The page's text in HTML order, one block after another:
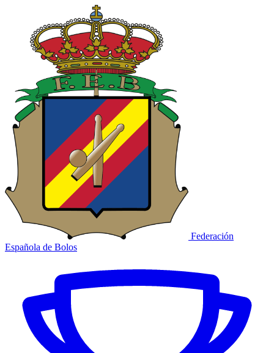
Federación
Española de Bolos